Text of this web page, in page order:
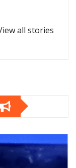
all stories
को देख लेता